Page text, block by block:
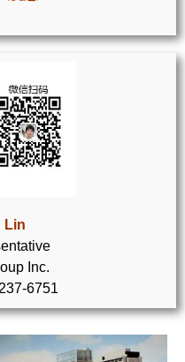
Lin
Inc.
6751